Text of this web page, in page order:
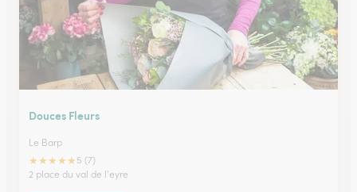
Douces Fleurs
Le Barp
★★★★★ 5 (7)
2 place du val de l'eyre